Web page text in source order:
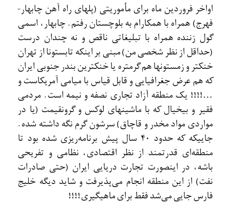
اواخر فروردين ماه برای مأموريتی (پلهای راه آهن چابهار-
فهرج) همراه با همکارام به بلوچستان رفتم. چابهار، اسمی
گول زننده همراه با تبليغاتی ناقص و نه چندان درست
(حداقل از نظر شخصی من) مبنی بر اينکه تابستونا از تهران
خنکتر و زمستونها هم گرمتره يا خنکترين بندر جنوبی ايران
که هم عرض جغرافيايی و قابل قياس با ميامی آمريکاست و
…!!!! يک منطقه آزاد تجاری نصفه و نيمه است. مردمی
فقير و بيخيال که با ماشينهای لوکس و گرونقيمت (يا در
مواردی مواد مخدر و قاچاق) سرشون گرم نگه داشته شده.
جاييکه که حدود 40 سال پيش برنامه‌ريزی شده بود تا
منطقه‌ای قدرتمند از نظر اقتصادی، نظامی و تفريحی
باشه، در اينصورت تجارت دريايی ايران (حتی صادرات
نفت) از اين منطقه انجام می‌پذيرفت و شايد ديگه خليج
فارس جايی می‌شد فقط برای ماهيگيری!!!!